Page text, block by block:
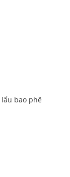
bao phê